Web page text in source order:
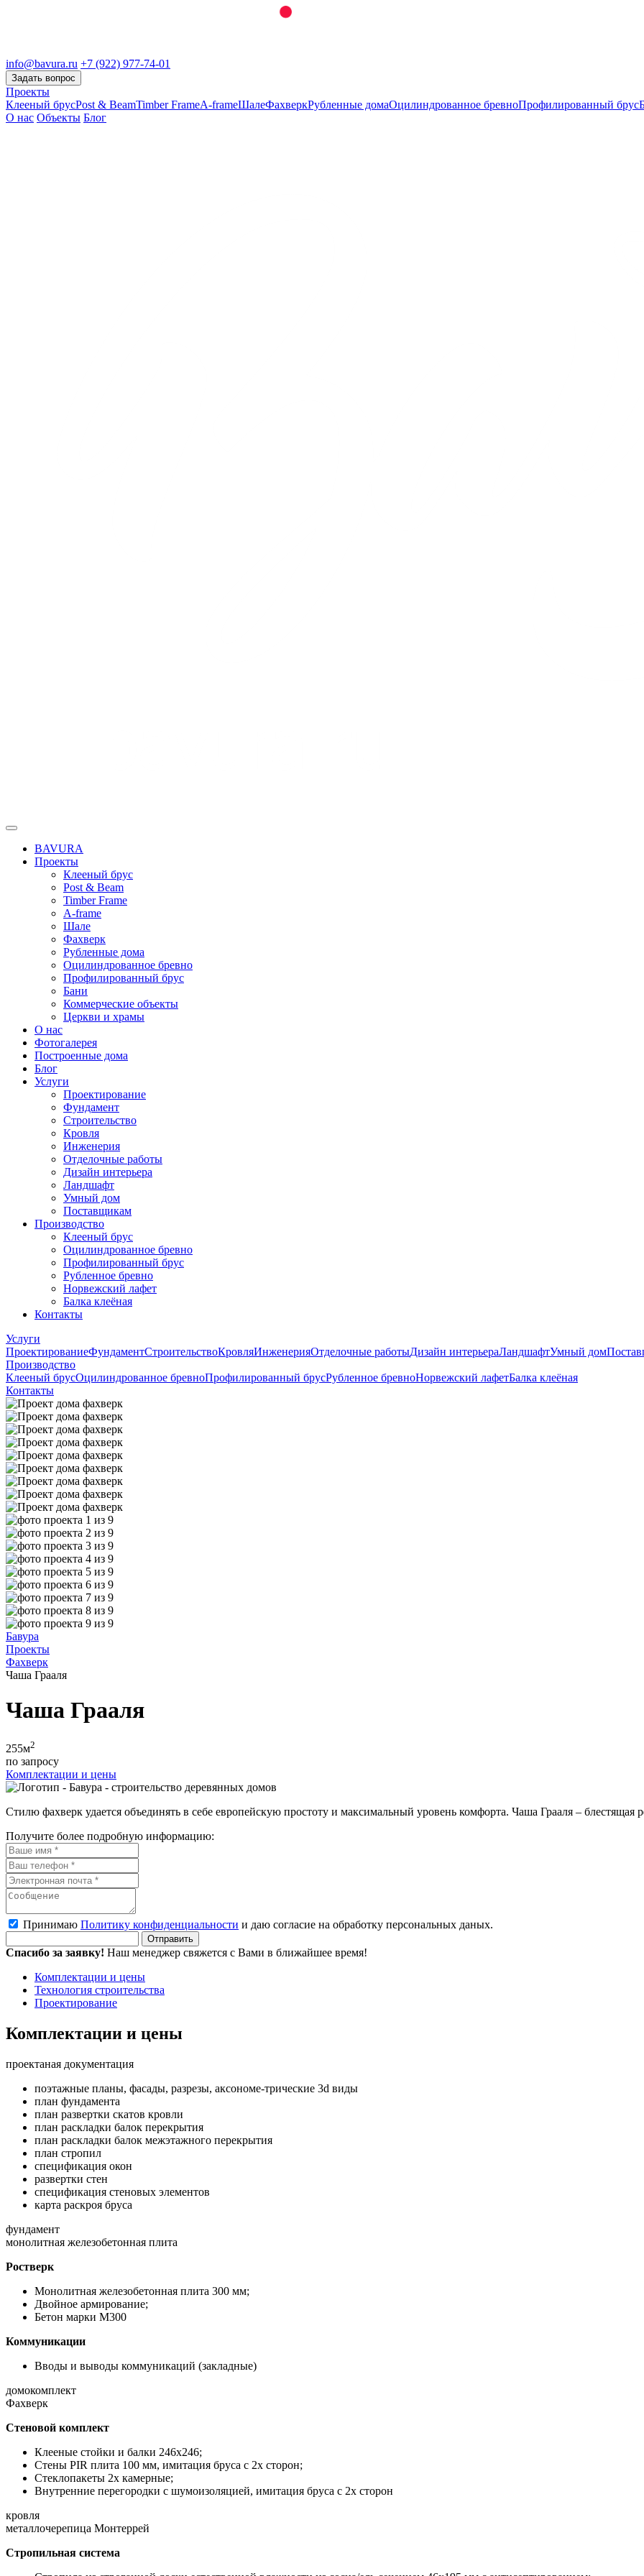
info@bavura.ru +7 (922) 977-74-01
Задать вопрос
Проекты
Клееный брусPost & BeamTimber FrameA-frameШалеФахверкРубленные домаОцилиндрованное бревноПрофилированный брус
О нас Объекты Блог
BAVURA
Проекты
Клееный брус
Post & Beam
Timber Frame
A-frame
Шале
Фахверк
Рубленные дома
Оцилиндрованное бревно
Профилированный брус
Бани
Коммерческие объекты
Церкви и храмы
О нас
Фотогалерея
Построенные дома
Блог
Услуги
Проектирование
Фундамент
Строительство
Кровля
Инженерия
Отделочные работы
Дизайн интерьера
Ландшафт
Умный дом
Поставщикам
Производство
Клееный брус
Оцилиндрованное бревно
Профилированный брус
Рубленное бревно
Норвежский лафет
Балка клеёная
Контакты
Услуги
ПроектированиеФундаментСтроительствоКровляИнженерияОтделочные работыДизайн интерьераЛандшафтУмный дом
Производство
Клееный брусОцилиндрованное бревноПрофилированный брусРубленное бревноНорвежский лафетБалка клеёная
Контакты
Бавура
Проекты
Фахверк
Чаша Грааля
Чаша Грааля
255м2
по запросу
Комплектации и цены
Стилю фахверк удается объединять в себе европейскую простоту и максимальный уровень комфорта. Чаша Грааля – блестящая
Получите более подробную информацию:
Принимаю Политику конфиденциальности и даю согласие на обработку персональных даных.
Спасибо за заявку! Наш менеджер свяжется с Вами в ближайшее время!
Комплектации и цены
Технология строительства
Проектирование
Комплектации и цены
проектаная документация
поэтажные планы, фасады, разрезы, аксономе-трические 3d виды
план фундамента
план развертки скатов кровли
план раскладки балок перекрытия
план раскладки балок межэтажного перекрытия
план стропил
спецификация окон
развертки стен
спецификация стеновых элементов
карта раскроя бруса
фундамент
монолитная железобетонная плита
Ростверк
Монолитная железобетонная плита 300 мм;
Двойное армирование;
Бетон марки М300
Коммуникации
Вводы и выводы коммуникаций (закладные)
домокомплект
Фахверк
Стеновой комплект
Клееные стойки и балки 246х246;
Стены PIR плита 100 мм, имитация бруса с 2х сторон;
Стеклопакеты 2х камерные;
Внутренние перегородки с шумоизоляцией, имитация бруса с 2х сторон
кровля
металлочерепица Монтеррей
Стропильная система